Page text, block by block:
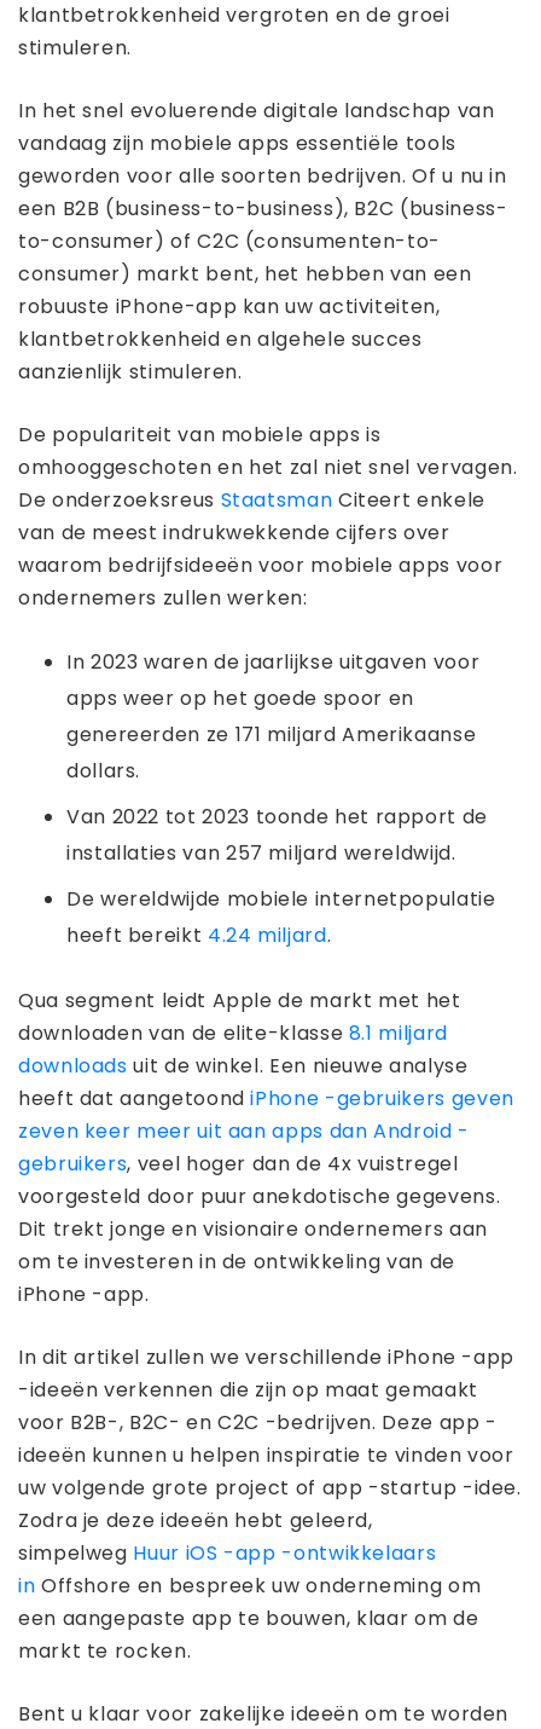
klantbetrokkenheid vergroten en de groei
stimuleren.
In het snel evoluerende digitale landschap van
vandaag zijn mobiele apps essentiële tools
geworden voor alle soorten bedrijven. Of u nu in
een B2B (business-to-business), B2C (business-
to-consumer) of C2C (consumenten-to-
consumer) markt bent, het hebben van een
robuuste iPhone-app kan uw activiteiten,
klantbetrokkenheid en algehele succes
aanzienlijk stimuleren.
De populariteit van mobiele apps is
omhooggeschoten en het zal niet snel vervagen.
De onderzoeksreus Staatsman Citeert enkele
van de meest indrukwekkende cijfers over
waarom bedrijfsideeën voor mobiele apps voor
ondernemers zullen werken:
In 2023 waren de jaarlijkse uitgaven voor
apps weer op het goede spoor en
genereerden ze 171 miljard Amerikaanse
dollars.
Van 2022 tot 2023 toonde het rapport de
installaties van 257 miljard wereldwijd.
De wereldwijde mobiele internetpopulatie
heeft bereikt 4.24 miljard.
Qua segment leidt Apple de markt met het
downloaden van de elite-klasse 8.1 miljard
downloadsuit de winkel. Een nieuwe analyse
heeft dat aangetoondiPhone -gebruikers geven
zeven keer meer uit aan apps dan Android -
gebruikers, veel hoger dan de 4x vuistregel
voorgesteld door puur anekdotische gegevens.
Dit trekt jonge en visionaire ondernemers aan
om te investeren in de ontwikkeling van de
iPhone -app.
In dit artikel zullen we verschillende iPhone -app
-ideeën verkennen die zijn op maat gemaakt
voor B2B-, B2C- en C2C -bedrijven. Deze app -
ideeën kunnen u helpen inspiratie te vinden voor
uw volgende grote project of app -startup -idee.
Zodra je deze ideeën hebt geleerd,
simpelweg Huur iOS -app -ontwikkelaars
in Offshore en bespreek uw onderneming om
een ​​aangepaste app te bouwen, klaar om de
markt te rocken.
Bent u klaar voor zakelijke ideeën om te worden